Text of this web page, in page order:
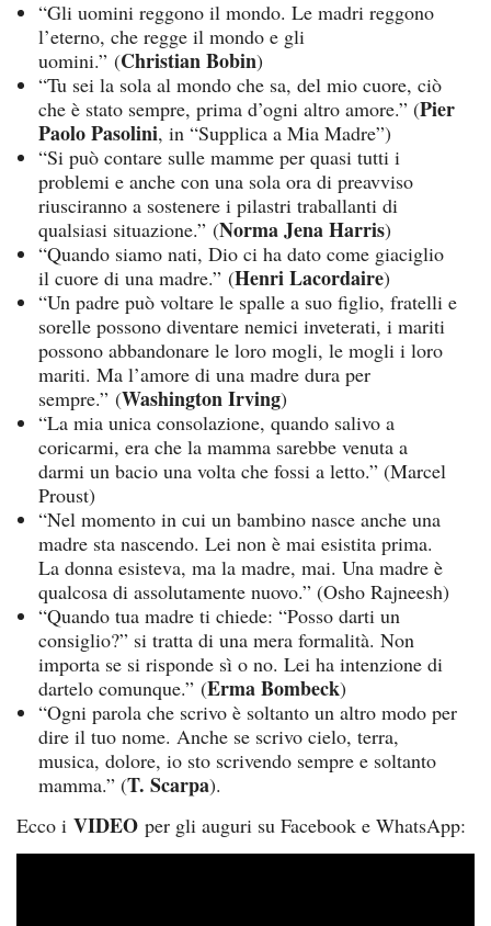
“Gli uomini reggono il mondo. Le madri reggono
l’eterno, che regge il mondo e gli
uomini.” (Christian Bobin)
“Tu sei la sola al mondo che sa, del mio cuore, ciò
che è stato sempre, prima d’ogni altro amore.” (Pier
Paolo Pasolini, in “Supplica a Mia Madre”)
“Si può contare sulle mamme per quasi tutti i
problemi e anche con una sola ora di preavviso
riusciranno a sostenere i pilastri traballanti di
qualsiasi situazione.” (Norma Jena Harris)
“Quando siamo nati, Dio ci ha dato come giaciglio
il cuore di una madre.” (Henri Lacordaire)
“Un padre può voltare le spalle a suo figlio, fratelli e
sorelle possono diventare nemici inveterati, i mariti
possono abbandonare le loro mogli, le mogli i loro
mariti. Ma l’amore di una madre dura per
sempre.” (Washington Irving)
“La mia unica consolazione, quando salivo a
coricarmi, era che la mamma sarebbe venuta a
darmi un bacio una volta che fossi a letto.” (Marcel
Proust)
“Nel momento in cui un bambino nasce anche una
madre sta nascendo. Lei non è mai esistita prima.
La donna esisteva, ma la madre, mai. Una madre è
qualcosa di assolutamente nuovo.” (Osho Rajneesh)
“Quando tua madre ti chiede: “Posso darti un
consiglio?” si tratta di una mera formalità. Non
importa se si risponde sì o no. Lei ha intenzione di
dartelo comunque.” (Erma Bombeck)
“Ogni parola che scrivo è soltanto un altro modo per
dire il tuo nome. Anche se scrivo cielo, terra,
musica, dolore, io sto scrivendo sempre e soltanto
mamma.” (T. Scarpa).
Ecco i VIDEO per gli auguri su Facebook e WhatsApp: